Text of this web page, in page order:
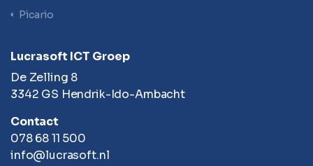
Picario
Lucrasoft ICT Groep
De Zelling 8
3342 GS Hendrik-Ido-Ambacht
Contact
078 68 11 500
info@lucrasoft.nl